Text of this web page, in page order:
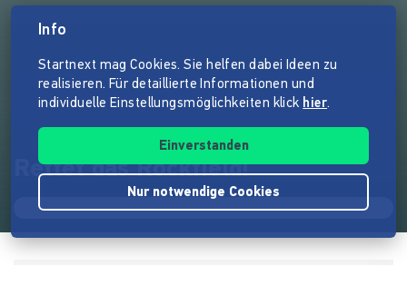
Rettet das Rockfield!
Info
Startnext mag Cookies. Sie helfen dabei Ideen zu
realisieren. Für detaillierte Informationen und
individuelle Einstellungsmöglichkeiten klick hier.
Einverstanden
Nur notwendige Cookies